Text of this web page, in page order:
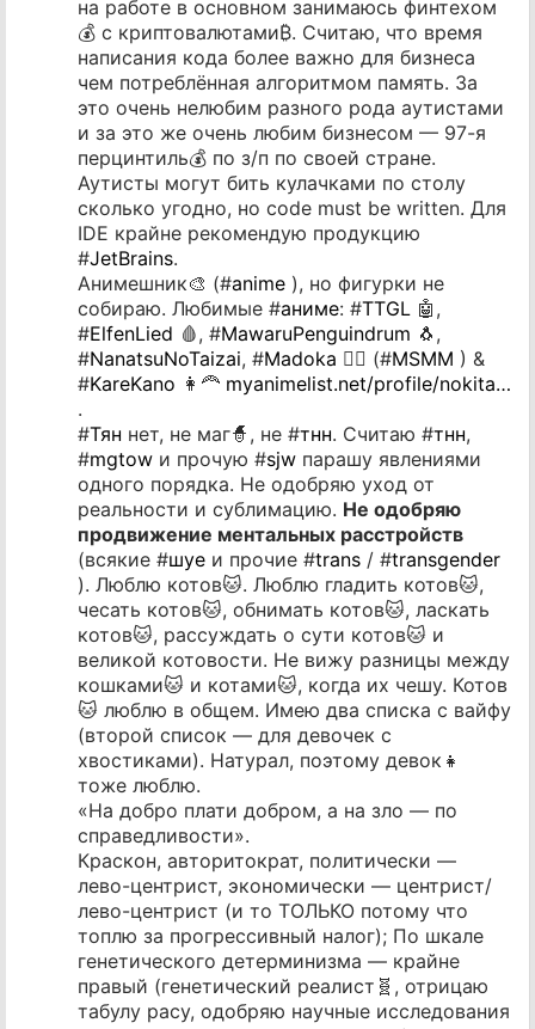
на работе в основном занимаюсь финтехом
💰 с криптовалютами₿. Считаю, что время
написания кода более важно для бизнеса
чем потреблённая алгоритмом память. За
это очень нелюбим разного рода аутистами
и за это же очень любим бизнесом — 97-я
перцинтиль💰 по з/п по своей стране.
Аутисты могут бить кулачками по столу
сколько угодно, но code must be written. Для
IDE крайне рекомендую продукцию
#JetBrains.
Анимешник🎨 (#anime ), но фигурки не
собираю. Любимые #аниме: #TTGL 🤖,
#ElfenLied 🩸, #MawaruPenguindrum 🐧,
#NanatsuNoTaizai, #Madoka 🧙‍♂️ (#MSMM ) &
#KareKano 👩‍🦰 myanimelist.net/profile/nokita…
.
#Тян нет, не маг🧙, не #тнн. Считаю #тнн,
#mgtow и прочую #sjw парашу явлениями
одного порядка. Не одобряю уход от
реальности и сублимацию. Не одобряю
продвижение ментальных расстройств
(всякие #шуе и прочие #trans / #transgender
). Люблю котов🐱. Люблю гладить котов🐱,
чесать котов🐱, обнимать котов🐱, ласкать
котов🐱, рассуждать о сути котов🐱 и
великой котовости. Не вижу разницы между
кошками🐱 и котами🐱, когда их чешу. Котов
🐱 люблю в общем. Имею два списка с вайфу
(второй список — для девочек с
хвостиками). Натурал, поэтому девок👧
тоже люблю.
«На добро плати добром, а на зло — по
справедливости».
Краскон, авторитократ, политически —
лево-центрист, экономически — центрист/
лево-центрист (и то ТОЛЬКО потому что
топлю за прогрессивный налог); По шкале
генетического детерминизма — крайне
правый (генетический реалист🧬, отрицаю
табулу расу, одобряю научные исследования